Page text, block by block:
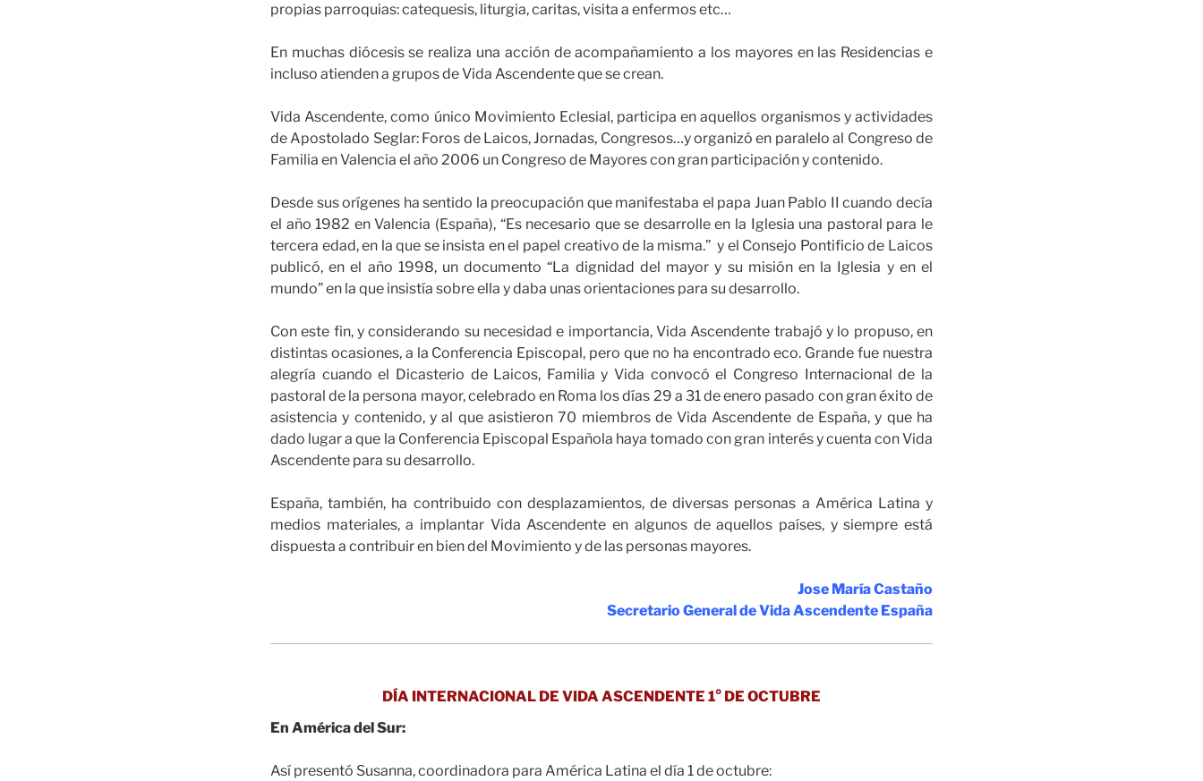
propias parroquias: catequesis, liturgia, caritas, visita a enfermos etc…
En muchas diócesis se realiza una acción de acompañamiento a los mayores en las Residencias e
incluso atienden a grupos de Vida Ascendente que se crean.
Vida Ascendente, como único Movimiento Eclesial, participa en aquellos organismos y actividades
de Apostolado Seglar: Foros de Laicos, Jornadas, Congresos…y organizó en paralelo al Congreso de
Familia en Valencia el año 2006 un Congreso de Mayores con gran participación y contenido.
Desde sus orígenes ha sentido la preocupación que manifestaba el papa Juan Pablo II cuando decía
el año 1982 en Valencia (España), “Es necesario que se desarrolle en la Iglesia una pastoral para le
tercera edad, en la que se insista en el papel creativo de la misma.” y el Consejo Pontificio de Laicos
publicó, en el año 1998, un documento “La dignidad del mayor y su misión en la Iglesia y en el
mundo” en la que insistía sobre ella y daba unas orientaciones para su desarrollo.
Con este fin, y considerando su necesidad e importancia, Vida Ascendente trabajó y lo propuso, en
distintas ocasiones, a la Conferencia Episcopal, pero que no ha encontrado eco. Grande fue nuestra
alegría cuando el Dicasterio de Laicos, Familia y Vida convocó el Congreso Internacional de la
pastoral de la persona mayor, celebrado en Roma los días 29 a 31 de enero pasado con gran éxito de
asistencia y contenido, y al que asistieron 70 miembros de Vida Ascendente de España, y que ha
dado lugar a que la Conferencia Episcopal Española haya tomado con gran interés y cuenta con Vida
Ascendente para su desarrollo.
España, también, ha contribuido con desplazamientos, de diversas personas a América Latina y
medios materiales, a implantar Vida Ascendente en algunos de aquellos países, y siempre está
dispuesta a contribuir en bien del Movimiento y de las personas mayores.
Jose María Castaño
Secretario General de Vida Ascendente España
DÍA INTERNACIONAL DE VIDA ASCENDENTE 1° DE OCTUBRE
En América del Sur:
Así presentó Susanna, coordinadora para América Latina el día 1 de octubre: